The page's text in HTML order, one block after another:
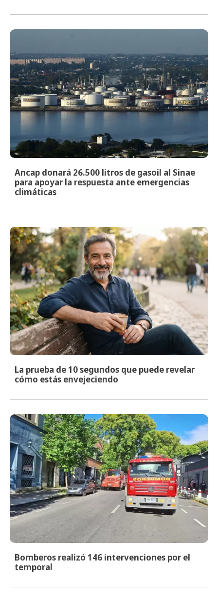
Ancap donará 26.500 litros de gasoil al Sinae
para apoyar la respuesta ante emergencias
climáticas
La prueba de 10 segundos que puede revelar
cómo estás envejeciendo
Bomberos realizó 146 intervenciones por el
temporal